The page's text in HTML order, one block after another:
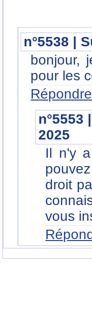
n°5538 |
bonjour,
pour les
Répondre
n°5553
2025
Il n'y
droit
vous